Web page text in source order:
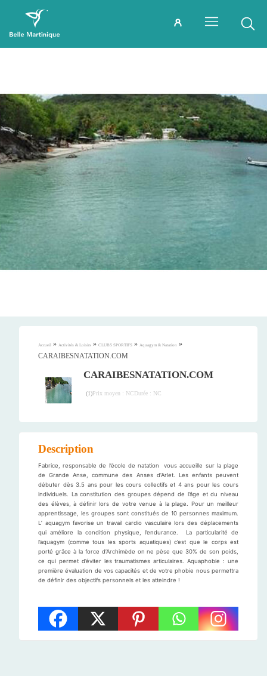
Accueil » Activités & Loisirs » CLUBS SPORTIFS » Aquagym & Natation »
CARAIBESNATATION.COM
CARAIBESNATATION.COM
(1)Prix moyen : NCDurée : NC
Description
Fabrice, responsable de l’école de natation vous accueille sur la plage
de Grande Anse, commune des Anses d’Arlet. Les enfants peuvent
débuter dès 3.5 ans pour les cours collectifs et 4 ans pour les cours
individuels. La constitution des groupes dépend de l’âge et du niveau
des élèves, à définir lors de votre venue à la plage. Pour un meilleur
apprentissage, les groupes sont constitués de 10 personnes maximum.
L’ aquagym favorise un travail cardio vasculaire lors des déplacements
qui améliore la condition physique, l’endurance. La particularité de
l’aquagym (comme tous les sports aquatiques) c’est que le corps est
porté grâce à la force d’Archimède on ne pèse que 30% de son poids,
ce qui permet d’éviter les traumatismes articulaires. Aquaphobie : une
première évaluation de vos capacités et de votre phobie nous permettra
de définir des objectifs personnels et les atteindre !